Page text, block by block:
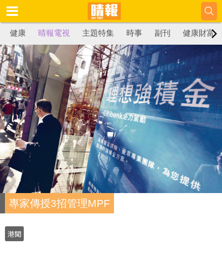
健康 晴報電視 主題特集 時事 副刊 健康財富
專家傳授3招管理MPF
港聞